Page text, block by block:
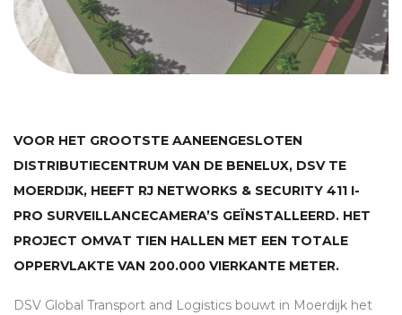
VOOR HET GROOTSTE AANEENGESLOTEN
DISTRIBUTIECENTRUM VAN DE BENELUX, DSVTE
MOERDIJK, HEEFT RJ NETWORKS & SECURITY 411 I-
PRO SURVEILLANCECAMERA’S GEÏNSTALLEERD. HET
PROJECT OMVAT TIEN HALLEN MET EEN TOTALE
OPPERVLAKTE VAN 200.000 VIERKANTE METER.
DSV Global Transport and Logistics bouwt in Moerdijk het